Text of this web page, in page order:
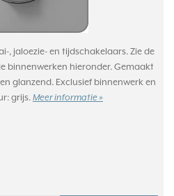
, jaloezie- en tijdschakelaars. Zie de
binnenwerken hieronder. Gemaakt
glanzend. Exclusief binnenwerk en
grijs. Meer informatie »